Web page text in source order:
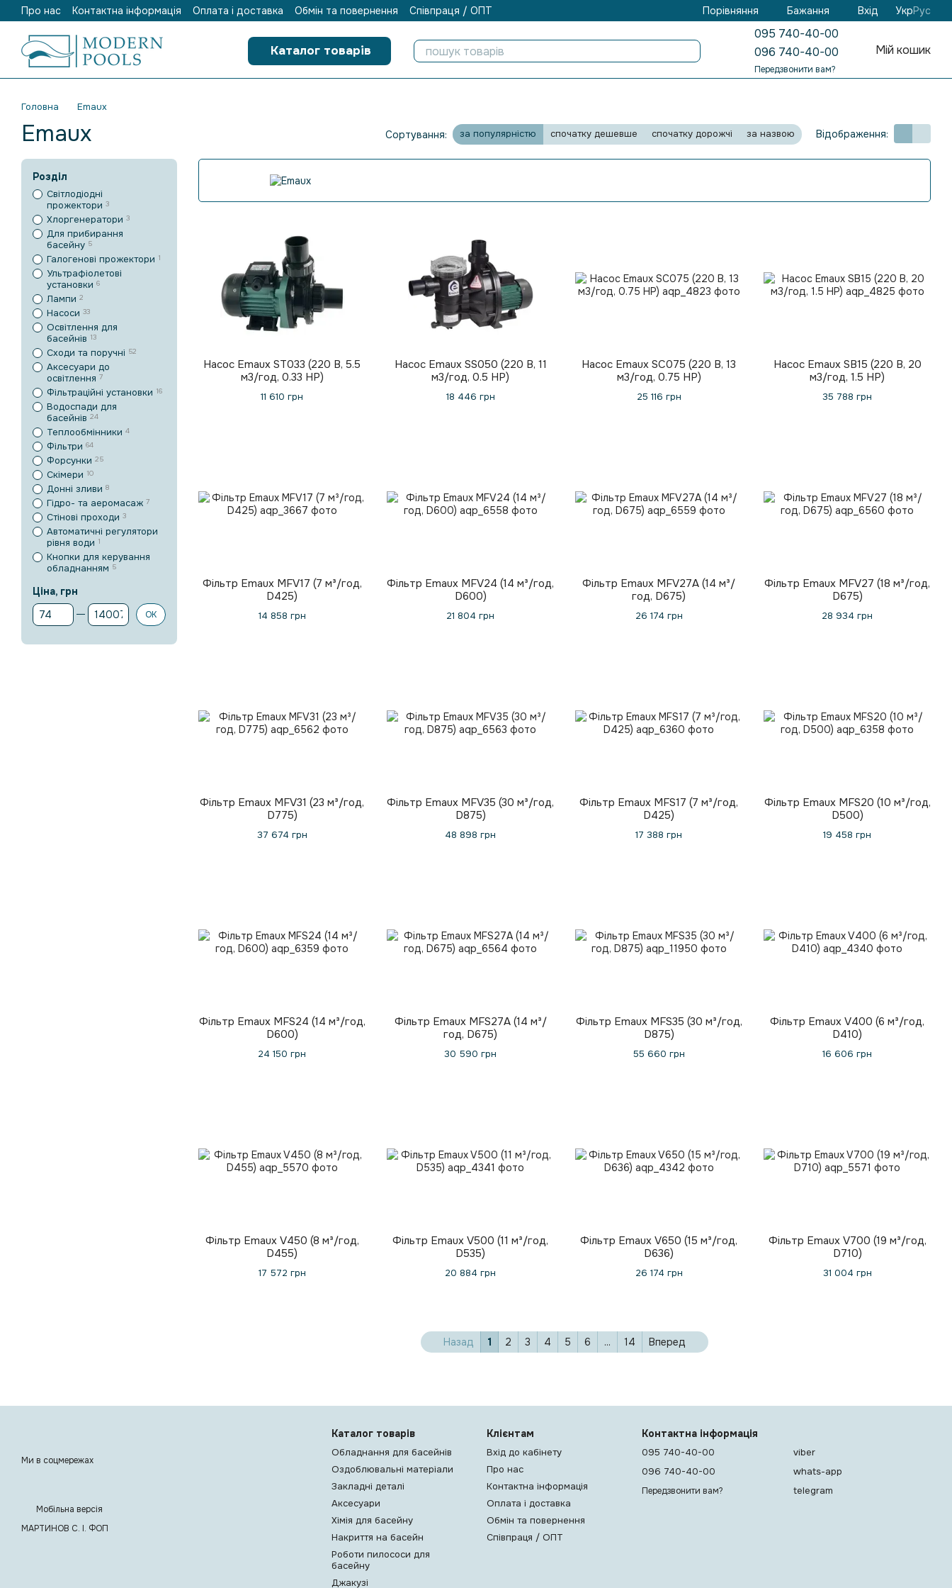
Перейти до основного контенту
Про нас Контактна інформація Оплата і доставка Обмін та повернення Співпраця / ОПТ Порівняння Бажання Вхід УкрРус
Каталог товарів
095 740-40-00
096 740-40-00
Передзвонити вам?
Мій кошик
Головна Emaux
Emaux Сортування: за популярністю спочатку дешевше спочатку дорожчі за назвою Відображення:
Насос Emaux ST033 (220 В, 5.5
м3/год, 0.33 НР)
11 610 грн
Насос Emaux SS050 (220 В, 11
м3/год, 0.5 HP)
18 446 грн
Насос Emaux SC075 (220 В, 13
м3/год, 0.75 HP)
25 116 грн
Насос Emaux SB15 (220 В, 20
м3/год, 1.5 HP)
35 788 грн
Фільтр Emaux MFV17 (7 м³/год,
D425)
14 858 грн
Фільтр Emaux MFV24 (14 м³/год,
D600)
21 804 грн
Фільтр Emaux MFV27А (14 м³/
год, D675)
26 174 грн
Фільтр Emaux MFV27 (18 м³/год,
D675)
28 934 грн
Фільтр Emaux MFV31 (23 м³/год,
D775)
37 674 грн
Фільтр Emaux MFV35 (30 м³/год,
D875)
48 898 грн
Фільтр Emaux MFS17 (7 м³/год,
D425)
17 388 грн
Фільтр Emaux MFS20 (10 м³/год,
D500)
19 458 грн
Фільтр Emaux MFS24 (14 м³/год,
D600)
24 150 грн
Фільтр Emaux MFS27А (14 м³/
год, D675)
30 590 грн
Фільтр Emaux MFS35 (30 м³/год,
D875)
55 660 грн
Фільтр Emaux V400 (6 м³/год,
D410)
16 606 грн
Фільтр Emaux V450 (8 м³/год,
D455)
17 572 грн
Фільтр Emaux V500 (11 м³/год,
D535)
20 884 грн
Фільтр Emaux V650 (15 м³/год,
D636)
26 174 грн
Фільтр Emaux V700 (19 м³/год,
D710)
31 004 грн
Назад 1 2 3 4 5 6 ... 14 Вперед
Розділ
Світлодіодні
прожектори 3
Хлоргенератори 3
Для прибирання
басейну 5
Галогенові прожектори 1
Ультрафіолетові
установки 6
Лампи 2
Насоси 33
Освітлення для
басейнів 13
Сходи та поручні 52
Аксесуари до
освітлення 7
Фільтраційні установки 16
Водоспади для
басейнів 24
Теплообмінники 4
Фільтри 64
Форсунки 25
Скімери 10
Донні зливи 8
Гідро- та аеромасаж 7
Стінові проходи 3
Автоматичні регулятори
рівня води 1
Кнопки для керування
обладнанням 5
Ціна, грн
Від Ціна, грн
До Ціна, грн ОК
Ми в соцмережах
Мобільна версія
МАРТИНОВ С. I. ФОП
Каталог товарів
Обладнання для басейнів
Оздоблювальні матеріали
Закладні деталі
Аксесуари
Хімія для басейну
Накриття на басейн
Роботи пилососи для
басейну
Джакузі
Клієнтам
Вхід до кабінету
Про нас
Контактна інформація
Оплата і доставка
Обмін та повернення
Співпраця / ОПТ
Контактна інформація
095 740-40-00
096 740-40-00
Передзвонити вам?
viber
whats-app
telegram